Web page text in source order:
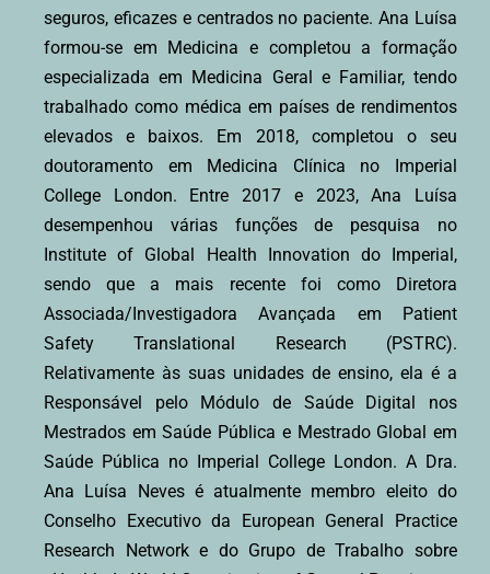
seguros, eficazes e centrados no paciente. Ana Luísa
formou-se em Medicina e completou a formação
especializada em Medicina Geral e Familiar, tendo
trabalhado como médica em países de rendimentos
elevados e baixos. Em 2018, completou o seu
doutoramento em Medicina Clínica no Imperial
College London. Entre 2017 e 2023, Ana Luísa
desempenhou várias funções de pesquisa no
Institute of Global Health Innovation do Imperial,
sendo que a mais recente foi como Diretora
Associada/Investigadora Avançada em Patient
Safety Translational Research (PSTRC).
Relativamente às suas unidades de ensino, ela é a
Responsável pelo Módulo de Saúde Digital nos
Mestrados em Saúde Pública e Mestrado Global em
Saúde Pública no Imperial College London. A Dra.
Ana Luísa Neves é atualmente membro eleito do
Conselho Executivo da European General Practice
Research Network e do Grupo de Trabalho sobre